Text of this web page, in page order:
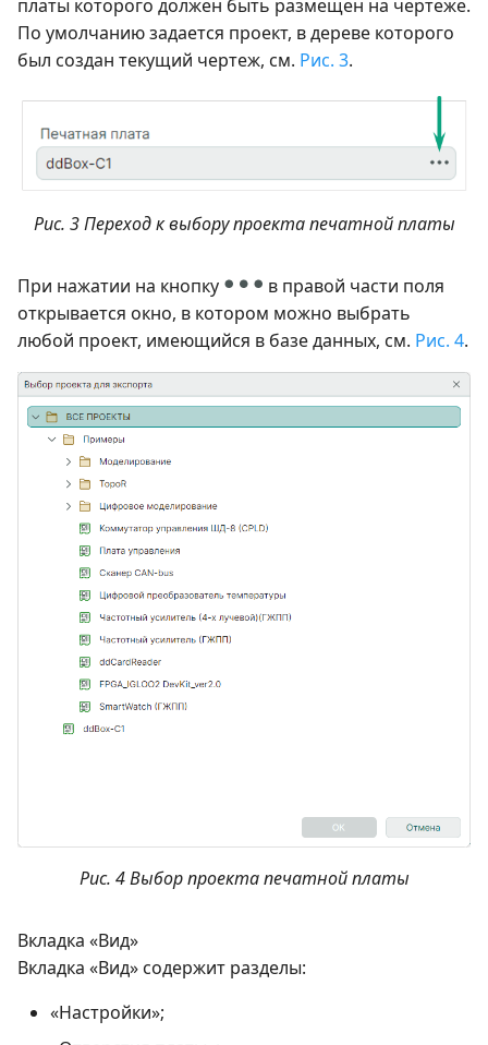
платы которого должен быть размещен на чертеже.
По умолчанию задается проект, в дереве которого
был создан текущий чертеж, см. Рис. 3.
Рис. 3 Переход к выбору проекта печатной платы
При нажатии на кнопку
в правой части поля
открывается окно, в котором можно выбрать
любой проект, имеющийся в базе данных, см. Рис. 4.
Рис. 4 Выбор проекта печатной платы
Вкладка «Вид»
Вкладка «Вид» содержит разделы:
«Настройки»;